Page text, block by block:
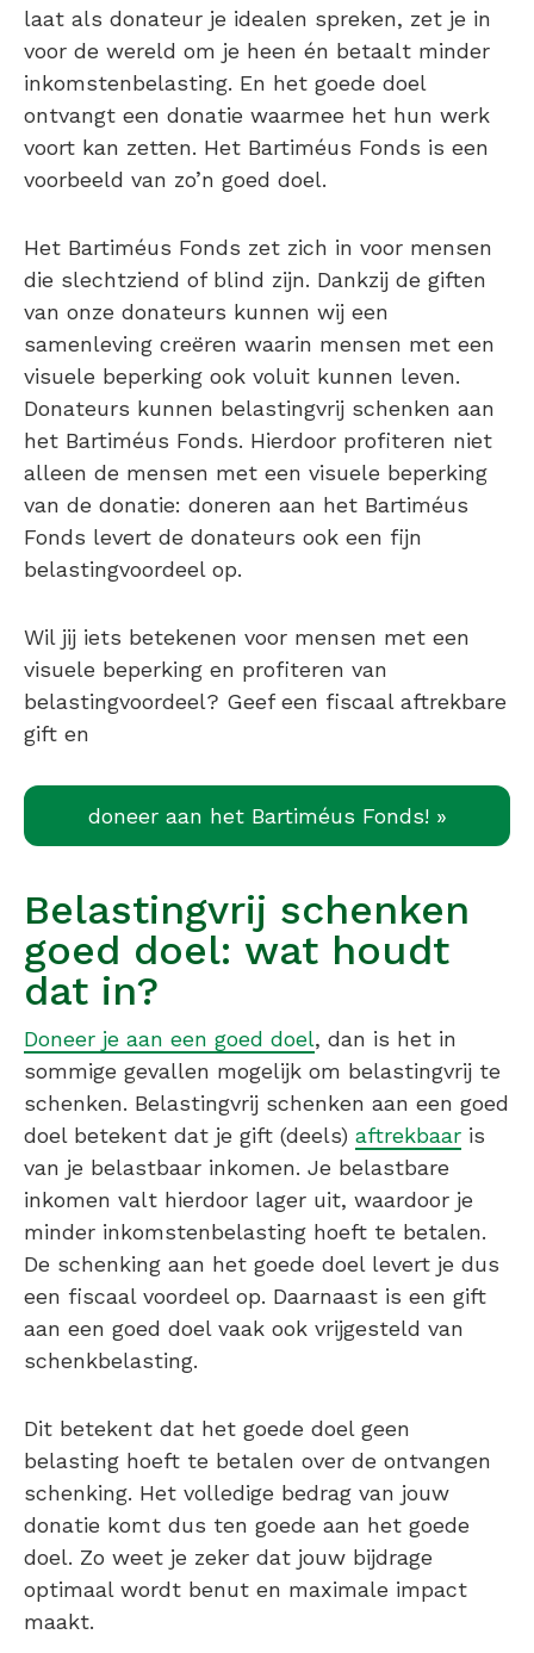
laat als donateur je idealen spreken, zet je in
voor de wereld om je heen én betaalt minder
inkomstenbelasting. En het goede doel
ontvangt een donatie waarmee het hun werk
voort kan zetten. Het Bartiméus Fonds is een
voorbeeld van zo’n goed doel.
Het Bartiméus Fonds zet zich in voor mensen
die slechtziend of blind zijn. Dankzij de giften
van onze donateurs kunnen wij een
samenleving creëren waarin mensen met een
visuele beperking ook voluit kunnen leven.
Donateurs kunnen belastingvrij schenken aan
het Bartiméus Fonds. Hierdoor profiteren niet
alleen de mensen met een visuele beperking
van de donatie: doneren aan het Bartiméus
Fonds levert de donateurs ook een fijn
belastingvoordeel op.
Wil jij iets betekenen voor mensen met een
visuele beperking en profiteren van
belastingvoordeel? Geef een fiscaal aftrekbare
gift en
doneer aan het Bartiméus Fonds! »
Belastingvrij schenken
goed doel: wat houdt
dat in?
Doneer je aan een goed doel, dan is het in
sommige gevallen mogelijk om belastingvrij te
schenken. Belastingvrij schenken aan een goed
doel betekent dat je gift (deels) aftrekbaar is
van je belastbaar inkomen. Je belastbare
inkomen valt hierdoor lager uit, waardoor je
minder inkomstenbelasting hoeft te betalen.
De schenking aan het goede doel levert je dus
een fiscaal voordeel op. Daarnaast is een gift
aan een goed doel vaak ook vrijgesteld van
schenkbelasting.
Dit betekent dat het goede doel geen
belasting hoeft te betalen over de ontvangen
schenking. Het volledige bedrag van jouw
donatie komt dus ten goede aan het goede
doel. Zo weet je zeker dat jouw bijdrage
optimaal wordt benut en maximale impact
maakt.